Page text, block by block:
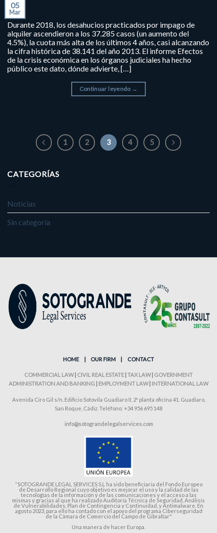
05
Mar
Durante 2018, los desahucios practicados por impago de
alquiler ascendieron a los 37.285 casos (un aumento del
4.5%), la cuota más alta de los últimos 4 años, casi alcanzando
la cifra histórica de 38.141 del año 2013. El informe Efectos
de la crisis económica en los órganos judiciales ha hecho
público este dato, dónde advierte, […]
Continuar leyendo →
1 2 3 4 5
CATEGORÍAS
Noticias
Sin categoría
HOME | OUR FIRM | CONTACT
COMMERCIAL LAW| CIVIL REAL ESTATE TAX LAW| GOVERNMENT
ADMINISTRATION AND BANKING
EMPLOYMENT LAW| INTERNATIONAL LAW
Avenida Ciro Gil s/n. Edificio Sotovila Guadiaro II, 2ª planta oficina 41. Guadiaro,
San Roque, Cádiz. Teléfono: +34 956 695 148
info@sotograndelegalservices.com
“SOTOGRANDE LEGAL SERVICES S.L ha sido beneficiaria del Fondo Europeo
de Desarrollo Regional cuyo objetivo es mejorar el uso y la calidad de las
tecnologías de la información y de las comunicaciones y el acceso a las
mismas y gracias al que ha realizado Auditoría Técnica de Seguridad, Análisis
de Vulnerabilidades, Plan de Contingencia y Continuidad, y Antimalware. En
agosto 2023, para ello ha contado con el apoyo del programa Ciberseguridad
de la Cámara de Comercio del Campo de Gibraltar"
Una manera de hacer Europa.